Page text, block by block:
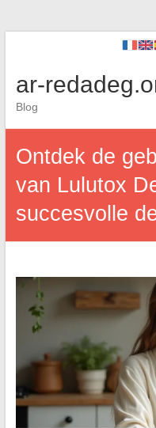
ar-
Blog
Ontdek de
van Lulutox
succesvolle